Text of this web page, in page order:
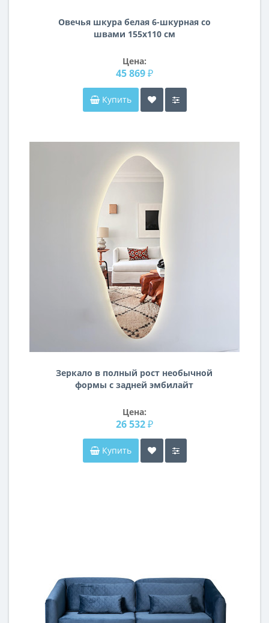
Овечья шкура белая 6-шкурная со
швами 155х110 см
Цена:
45 869 ₽
Купить
Зеркало в полный рост необычной
формы с задней эмбилайт
Цена:
26 532 ₽
Купить